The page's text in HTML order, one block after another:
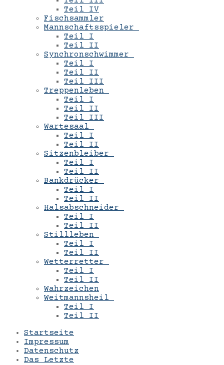
Teil IV
Fischsammler
Mannschaftsspieler
Teil I
Teil II
Synchronschwimmer
Teil I
Teil II
Teil III
Treppenleben
Teil I
Teil II
Teil III
Wartesaal
Teil I
Teil II
Sitzenbleiber
Teil I
Teil II
Bankdrücker
Teil I
Teil II
Halsabschneider
Teil I
Teil II
Stillleben
Teil I
Teil II
Wetterretter
Teil I
Teil II
Wahrzeichen
Weitmannsheil
Teil I
Teil II
Startseite
Impressum
Datenschutz
Das Letzte